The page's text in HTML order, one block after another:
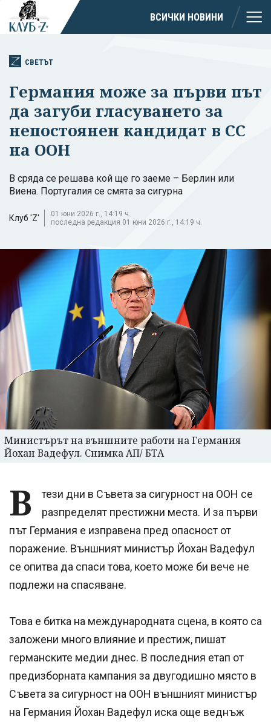
ВСИЧКИ НОВИНИ
СВЕТЪТ
Германия може за първи път
да загуби гласуването за
непостоянен кандидат в СС
на ООН
В сряда се решава кой ще го заеме – Берлин или
Виена. Португалия се смята за сигурна
Клуб 'Z'
01 юни 2026 г., 14:19 ч.
последна редакция 01 юни 2026 г., 14:19 ч.
Министърът на външните работи на Германия
Йохан Вадефул. Снимка АП/ БТА
В
тези дни в Съвета за сигурност на ООН се
разпределят престижни места. И за първи
път Германия е изправена пред опасност от
поражение. Външният министър Йохан Вадефул
се опитва да спаси това, което може би вече не
подлежи на спасяване.
Това е битка на международната сцена, в която са
заложени много влияние и престиж, пишат
германските медии днес. В последния етап от
предизборната кампания за двугодишно място в
Съвета за сигурност на ООН външният министър
на Германия Йохан Вадефул иска още веднъж